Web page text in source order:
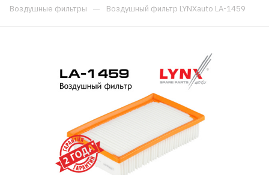
Воздушные фильтры — Воздушный фильтр LYNXauto LA-1459